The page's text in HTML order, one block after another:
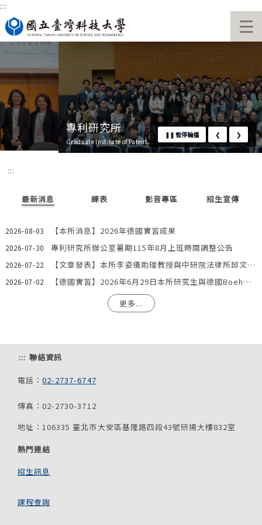
跳
到
主
要
區
:::
國立臺灣科技大學首頁
❚❚ 暫停輪播 ❮ ❯
專利研究所
Graduate Institute of Patent
:::
最新消息 課表 影音專區 招生宣傳
2026-08-03 【本所消息】2026年德國實習成果
2026-07-30 專利研究所辦公室暑期115年8月上班時間調整公告
2026-07-22 【文章發表】本所李姿儀助理教授與中研院法律所邱文聰研究員發表文章：「『合理使用』夠用嗎？AI模型訓練著作利用合法性之階段化分析與我國法制因應」
2026-07-02
【德國實習】2026年6月29日本所研究生與德國Boehmert & Boehmert專利事務所一同參訪歐洲專利局。
更多...
::: 聯絡資訊
電話：02-2737-6747
傳真：02-2730-3712
地址：106335 臺北市大安區基隆路四段43號研揚大樓832室
熱門連結
招生訊息
課程查詢